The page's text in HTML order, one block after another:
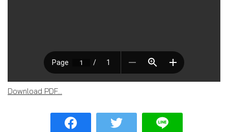
Download PDF...